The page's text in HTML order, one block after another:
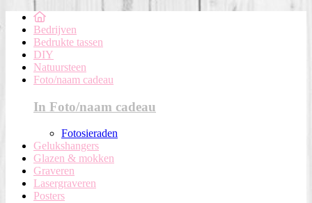
Bedrijven
Bedrukte tassen
DIY
Natuursteen
Foto/naam cadeau
In Foto/naam cadeau
Fotosieraden
Gelukshangers
Glazen & mokken
Graveren
Lasergraveren
Posters